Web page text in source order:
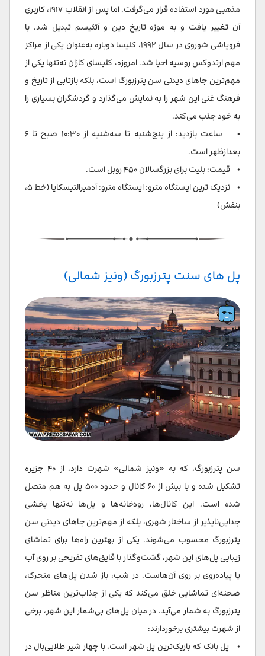
مذهبی مورد استفاده قرار می‌گرفت. اما پس از انقلاب ۱۹۱۷، کاربری
آن تغییر یافت و به موزه تاریخ دین و آتئیسم تبدیل شد. با
فروپاشی شوروی در سال ۱۹۹۲، کلیسا دوباره به‌عنوان یکی از مراکز
مهم ارتدوکس روسیه احیا شد. امروزه، کلیسای کازان نه‌تنها یکی از
مهم‌ترین جاهای دیدنی سن پترزبورگ است، بلکه بازتابی از تاریخ و
فرهنگ غنی این شهر را به نمایش می‌گذارد و گردشگران بسیاری را
به خود جذب می‌کند.
• ساعت بازدید: از پنج‌شنبه تا سه‌شنبه از ۱۰:۳۰ صبح تا ۶
بعدازظهر است.
• قیمت: بلیت برای بزرگسالان ۴۵۰ روبل است.
• نزدیک ترین ایستگاه مترو: ایستگاه مترو: آدمیرالتیسکایا (خط ۵،
بنفش)
پل های سنت پترزبورگ (ونیز شمالی)
سن پترزبورگ، که به «ونیز شمالی» شهرت دارد، از ۴۰ جزیره
تشکیل شده و با بیش از ۶۰ کانال و حدود ۵۰۰ پل به هم متصل
شده است. این کانال‌ها، رودخانه‌ها و پل‌ها نه‌تنها بخشی
جدایی‌ناپذیر از ساختار شهری، بلکه از مهم‌ترین جاهای دیدنی سن
پترزبورگ محسوب می‌شوند. یکی از بهترین راه‌ها برای تماشای
زیبایی پل‌های این شهر، گشت‌وگذار با قایق‌های تفریحی بر روی آب
یا پیاده‌روی بر روی آن‌هاست. در شب، باز شدن پل‌های متحرک،
صحنه‌ای تماشایی خلق می‌کند که یکی از جذاب‌ترین مناظر سن
پترزبورگ به شمار می‌آید. در میان پل‌های بی‌شمار این شهر، برخی
از شهرت بیشتری برخوردارند:
• پل بانک که باریک‌ترین پل شهر است، با چهار شیر طلایی‌بال در